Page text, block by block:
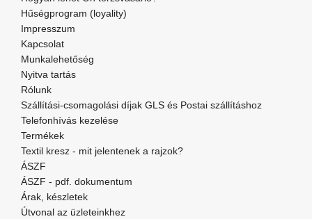
Hűségprogram (loyality)
Impresszum
Kapcsolat
Munkalehetőség
Nyitva tartás
Rólunk
Szállítási-csomagolási díjak GLS és Postai szállításhoz
Telefonhívás kezelése
Termékek
Textil kresz - mit jelentenek a rajzok?
ÁSZF
ÁSZF - pdf. dokumentum
Árak, készletek
Útvonal az üzleteinkhez